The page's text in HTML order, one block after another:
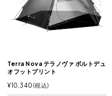
Terra Nova テラノヴァ ボルトデュ
オフットプリント
¥10,340 税込